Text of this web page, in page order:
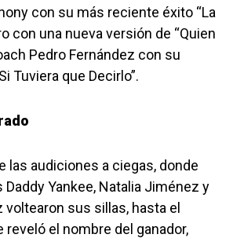
con su más reciente éxito “La
con una nueva versión de “Quien
Pedro Fernández con su
Tuviera que Decirlo”.
las audiciones a ciegas, donde
Daddy Yankee, Natalia Jiménez y
voltearon sus sillas, hasta el
el nombre del ganador,